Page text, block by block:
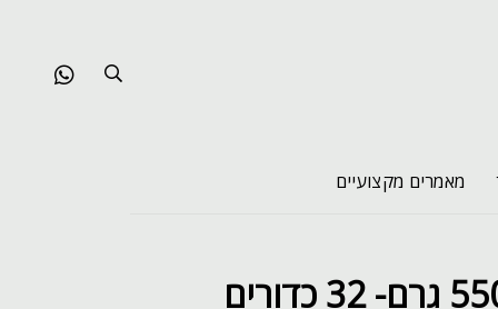
מאמרים מקצועיים